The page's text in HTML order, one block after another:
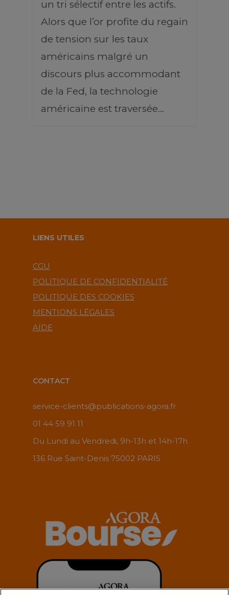
un tri sélectif entre les actifs.
Alors que l’or profite du regain
de tension sur les taux
américains malgré un
discours plus accommodant
de la Fed, la technologie
américaine est traversée…
LIENS UTILES
CGU
POLITIQUE DE CONFIDENTIALITÉ
POLITIQUE DES COOKIES
MENTIONS LÉGALES
AIDE
CONTACT
service-clients@publications-agora.fr
01 44 59 91 11
Du Lundi au Vendredi, 9h-13h et 14h-17h
136 Rue Saint-Denis 75002 PARIS